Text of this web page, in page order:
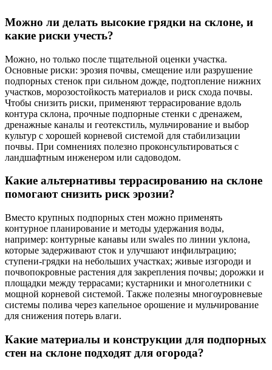
Можно ли делать высокие грядки на склоне, и
какие риски учесть?
Можно, но только после тщательной оценки участка.
Основные риски: эрозия почвы, смещение или разрушение
подпорных стенок при сильном дожде, подтопление нижних
участков, морозостойкость материалов и риск схода почвы.
Чтобы снизить риски, применяют террасирование вдоль
контура склона, прочные подпорные стенки с дренажем,
дренажные каналы и геотекстиль, мульчирование и выбор
культур с хорошей корневой системой для стабилизации
почвы. При сомнениях полезно проконсультироваться с
ландшафтным инженером или садоводом.
Какие альтернативы террасированию на склоне
помогают снизить риск эрозии?
Вместо крупных подпорных стен можно применять
контурное планирование и методы удержания воды,
например: контурные канавы или swales по линии уклона,
которые задерживают сток и улучшают инфильтрацию;
ступени-грядки на небольших участках; живые изгороди и
почвопокровные растения для закрепления почвы; дорожки и
площадки между террасами; кустарники и многолетники с
мощной корневой системой. Также полезны многоуровневые
системы полива через капельное орошение и мульчирование
для снижения потерь влаги.
Какие материалы и конструкции для подпорных
стен на склоне подходят для огорода?